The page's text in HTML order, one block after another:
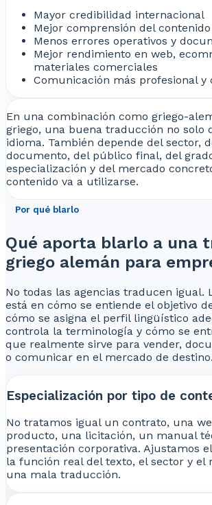
Mayor credibilidad internacional
Mejor comprensión del contenido
Menos errores operativos y
Mejor rendimiento en web,
materiales comerciales
Comunicación más profesional y
En una combinación como griego-
griego, una buena traducción no solo
idioma. También depende del sector,
documento, del público final, del
especialización y del mercado
contenido va a utilizarse.
Por qué blarlo
Qué aporta blarlo a una
griego alemán para
No todas las agencias traducen igual.
está en cómo se entiende el objetivo
cómo se asigna el perfil lingüístico
controla la terminología y cómo se
que realmente sirve para vender,
o comunicar en el mercado de destino.
Especialización por tipo de
No tratamos igual un contrato, una
producto, una licitación, un manual
presentación corporativa. Ajustamos
la función real del texto, el sector y el
una mala traducción.